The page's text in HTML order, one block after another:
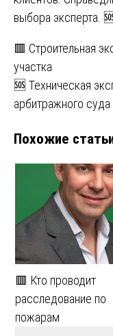
выбора эксперта.
Навигация
по
записям
🟥 Строительная
участка
🆘 Техническая
арбитражного суда
Похожие
🟥 Кто проводит
расследование по
пожарам